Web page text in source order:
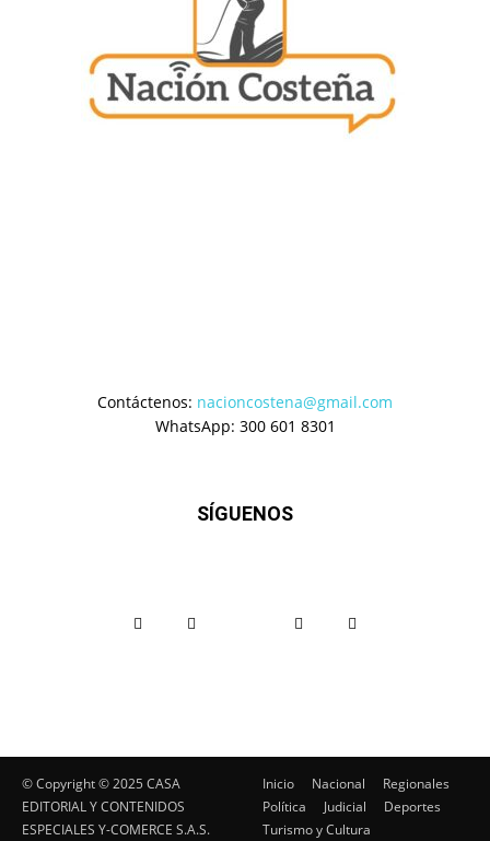
Contáctenos: nacioncostena@gmail.com
WhatsApp: 300 601 8301
SÍGUENOS
© Copyright ©️ 2025 CASA
EDITORIAL Y CONTENIDOS
ESPECIALES Y-COMERCE S.A.S.
Inicio Nacional
Regionales
Política
Judicial
Deportes
Turismo y Cultura